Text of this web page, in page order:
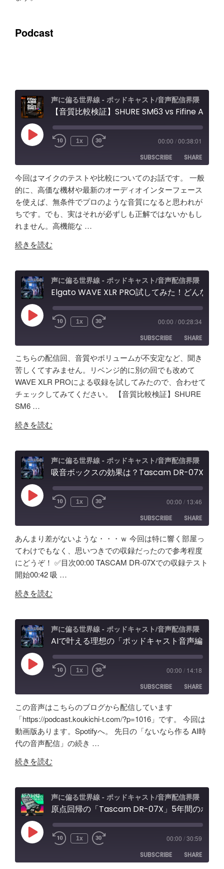
Podcast
声に偏る世界線 - ポッドキャスト/音声配信界隈
Play
Episode 1x 00:00 /00:38:01
SUBSCRIBE
SHARE
Amazon
Apple Podcasts
RSS
Spotify
RSS FEED
SHARE
LINK
EMBED
今回はマイクのテストや比較についてのお話です。 一般
的に、高価な機材や最新のオーディオインターフェース
を使えば、無条件でプロのような音質になると思われが
ちです。でも、実はそれが必ずしも正解ではないかもし
れません。高機能な …
"【音
較
検
証】
SHURE
SM63
AM8
Elgato
Wave
XLR
Pro
ビ
ュ
ー
フ
＆
ノ
イ
キ
ャ
効
果
と
能
続きを読む
声に偏る世界線 - ポッドキャスト/音声配信界隈
Play
Episode 1x 00:00 /00:28:34
SUBSCRIBE
SHARE
Amazon
Apple Podcasts
RSS
Spotify
RSS FEED
SHARE
LINK
EMBED
こちらの配信回、音質やボリュームが不安定など、聞き
苦しくてすみません。リベンジ的に別の回でも改めて
WAVE XLR PROによる収録を試してみたので、合わせて
チェックしてみてください。 【音質比較検証】SHURE
SM6 …
"Elgato
PRO
試
て
ん
な
製
品？
ポ
キ
ャ
ト
者
け
エ
ル
ト
オ
ー
ィ
続きを読む
声に偏る世界線 - ポッドキャスト/音声配信界隈
Play
Episode 1x 00:00 / 13:46
SUBSCRIBE
SHARE
Amazon
Apple Podcasts
RSS
Spotify
RSS FEED
SHARE
LINK
EMBED
あんまり差がないような・・・ｗ 今回は特に響く部屋っ
てわけでもなく、思いつきでの収録だったので参考程度
にどうぞ！ ✅️目次00:00 TASCAM DR-07Xでの収録テスト
開始00:42 吸 …
"吸
ッ
ク
の
Tascam
DR-
07X&TroyStudio
で
録
＆
検
証"
続きを読む
声に偏る世界線 - ポッドキャスト/音声配信界隈
Play
Episode 1x 00:00 / 14:18
SUBSCRIBE
SHARE
Amazon
Apple Podcasts
RSS
Spotify
RSS FEED
SHARE
LINK
EMBED
この音声はこちらのブログから配信しています
「https://podcast.koukichi-t.com/?p=1016」です。 今回は
動画版あります。Spotifyへ。 先日の「ないなら作る AI時
代の音声配信」の続き …
"AI
叶
え
る
想
続きを読む
声に偏る世界線 - ポッドキャスト/音声配信界隈
Play
Episode 1x 00:00 /30:59
SUBSCRIBE
SHARE